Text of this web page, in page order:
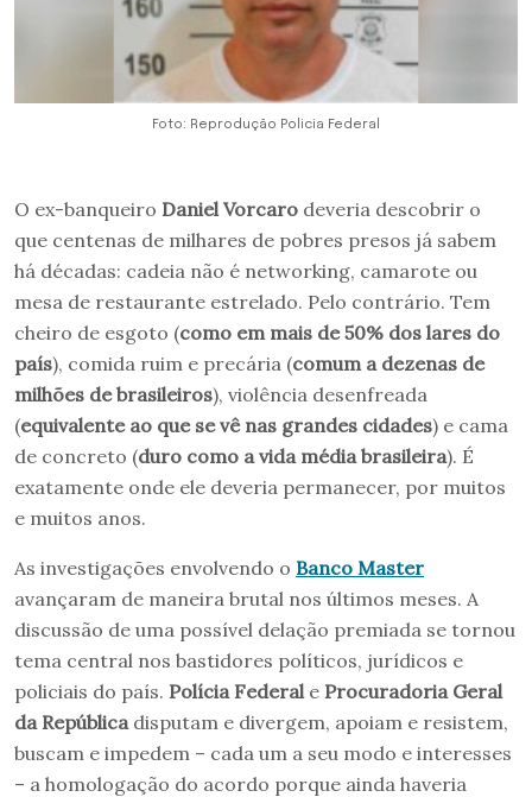
Foto: Reprodução Policia Federal
O ex-banqueiro Daniel Vorcaro deveria descobrir o
que centenas de milhares de pobres presos já sabem
há décadas: cadeia não é networking, camarote ou
mesa de restaurante estrelado. Pelo contrário. Tem
cheiro de esgoto (como em mais de 50% dos lares do
país), comida ruim e precária (comum a dezenas de
milhões de brasileiros), violência desenfreada
(equivalente ao que se vê nas grandes cidades) e cama
de concreto (duro como a vida média brasileira). É
exatamente onde ele deveria permanecer, por muitos
e muitos anos.
As investigações envolvendo o Banco Master
avançaram de maneira brutal nos últimos meses. A
discussão de uma possível delação premiada se tornou
tema central nos bastidores políticos, jurídicos e
policiais do país. Polícia Federal e Procuradoria Geral
da República disputam e divergem, apoiam e resistem,
buscam e impedem – cada um a seu modo e interesses
– a homologação do acordo porque ainda haveria